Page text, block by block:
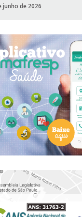
junho de 2026